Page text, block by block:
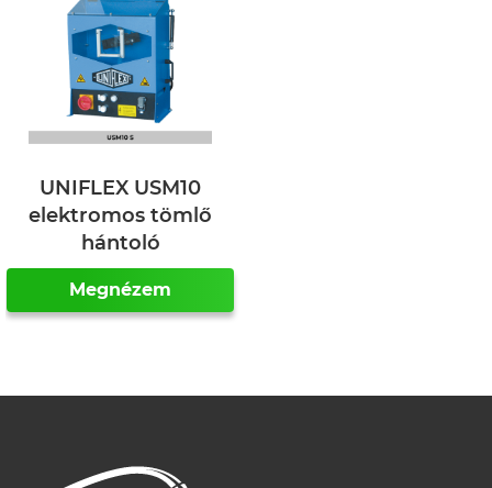
UNIFLEX USM10
elektromos tömlő
hántoló
Megnézem